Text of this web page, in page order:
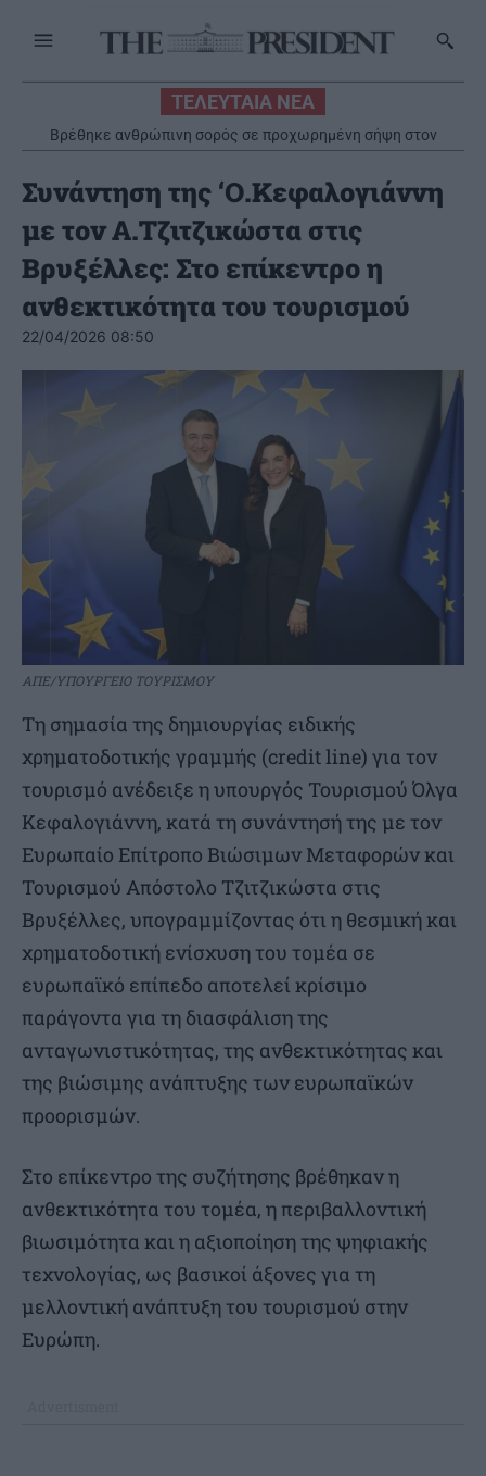
ΤΕΛΕΥΤΑΙΑ ΝΕΑ
Βρέθηκε ανθρώπινη σορός σε προχωρημένη σήψη στον
Λυκαβηττό
Συνάντηση της ‘Ο.Κεφαλογιάννη
με τον Α.Τζιτζικώστα στις
Βρυξέλλες: Στο επίκεντρο η
ανθεκτικότητα του τουρισμού
22/04/2026 08:50
ΑΠΕ/ΥΠΟΥΡΓΕΙΟ ΤΟΥΡΙΣΜΟΥ
Τη σημασία της δημιουργίας ειδικής
χρηματοδοτικής γραμμής (credit line) για τον
τουρισμό ανέδειξε η υπουργός Τουρισμού Όλγα
Κεφαλογιάννη, κατά τη συνάντησή της με τον
Ευρωπαίο Επίτροπο Βιώσιμων Μεταφορών και
Τουρισμού Απόστολο Τζιτζικώστα στις
Βρυξέλλες, υπογραμμίζοντας ότι η θεσμική και
χρηματοδοτική ενίσχυση του τομέα σε
ευρωπαϊκό επίπεδο αποτελεί κρίσιμο
παράγοντα για τη διασφάλιση της
ανταγωνιστικότητας, της ανθεκτικότητας και
της βιώσιμης ανάπτυξης των ευρωπαϊκών
προορισμών.
Στο επίκεντρο της συζήτησης βρέθηκαν η
ανθεκτικότητα του τομέα, η περιβαλλοντική
βιωσιμότητα και η αξιοποίηση της ψηφιακής
τεχνολογίας, ως βασικοί άξονες για τη
μελλοντική ανάπτυξη του τουρισμού στην
Ευρώπη.